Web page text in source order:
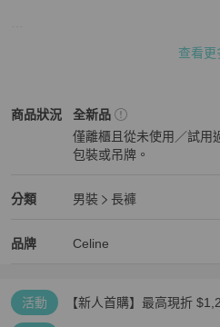
若有問題，請於收貨7日內與我們聯
配選購。
‼️多個賣場同步販售，請勿直接下單
查看更
商品狀況
Celine男裝 商品狀態與細節
全新品
僅離櫃且從未使用／試用
包裝或吊牌。
分類
Celine 分類資訊
男裝
長褲
品牌
Celine 男裝品牌介紹
Celine
Celine 推薦清單
活動 【新人首購】最高現折